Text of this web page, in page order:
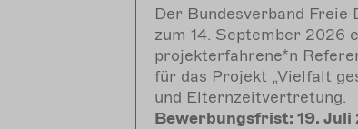
Der Bundesverband Freie
zum 14. September 2026
projekterfahrene*n
für das Projekt „Vielfalt
und Elternzeitvertretung.
Bewerbungsfrist: 19. Juli